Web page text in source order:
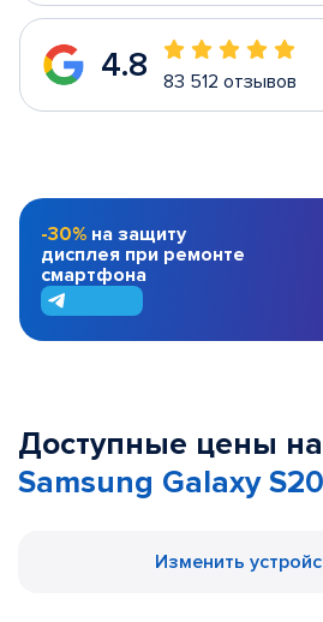
4.8 83 512 отзывов
-30% на защиту
дисплея при ремонте
смартфона
Доступные цены
Samsung Galaxy
Изменить